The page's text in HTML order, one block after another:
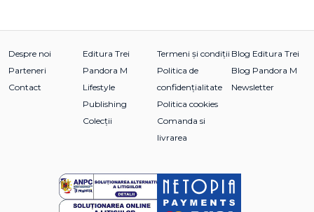
Despre noi
Parteneri
Contact
Editura Trei
Pandora M
Lifestyle
Publishing
Colecții
Termeni și condiții
Politica de
confidențialitate
Politica cookies
Comanda si
livrarea
Blog Editura Trei
Blog Pandora M
Newsletter